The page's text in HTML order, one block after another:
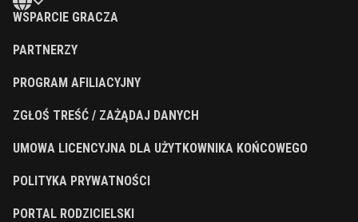
WSPARCIE GRACZA
PARTNERZY
PROGRAM AFILIACYJNY
ZGŁOŚ TREŚĆ / ZAŻĄDAJ DANYCH
UMOWA LICENCYJNA DLA UŻYTKOWNIKA KOŃCOWEGO
POLITYKA PRYWATNOŚCI
PORTAL RODZICIELSKI